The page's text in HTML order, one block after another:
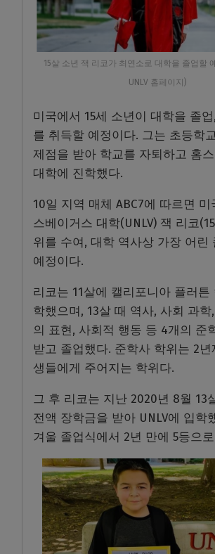
15살 소년 잭 리코가 최연소로 대학을 졸업할
UNLV 홈페이지)
미국에서 15세 소년이 대학을 졸
를 취득할 예정이다. 그는 초등학
제점을 받아 학교를 자퇴하고 홈
대학에 진학했다.
10일 지역 매체 ABC7에 따르면
스베이거스 대학(UNLV) 잭 리코
위를 수여, 대학 역사상 가장 어린
예정이다.
리코는 11살에 캘리포니아 플러튼
학했으며, 13살 때 역사, 사회 과
의 표현, 사회적 행동 등 4개의 준
받고 졸업했다. 준학사 학위는 2년
생들에게 주어지는 학위다.
그 후 리코는 지난 2020년 8월 13
전액 장학금을 받아 UNLV에 입학
겨울 졸업식에서 2년 만에 5등으